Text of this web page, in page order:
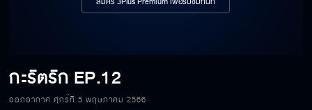
กะรัตรัก EP.12
ออกอากาศ ศุกร์ที่ 5 พฤษภาคม 2566